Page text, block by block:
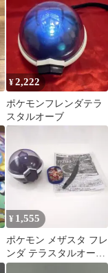
¥2,222
ポケモンフレンダテラ
スタルオーブ
¥ 1,555
ポケモン メザスタ フレ
ンダ テラスタルオーブ
本体 リザードンタグ付